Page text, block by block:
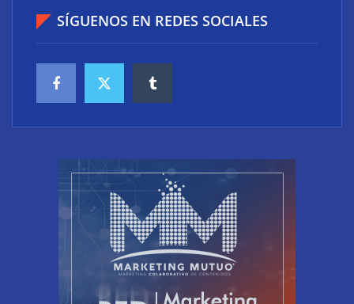
accesos que no caducan
SÍGUENOS EN REDES SOCIALES